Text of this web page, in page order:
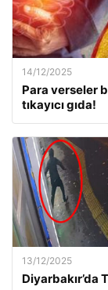
14/12/2025
Para verseler
tıkayıcı gıda!
13/12/2025
Diyarbakır’da